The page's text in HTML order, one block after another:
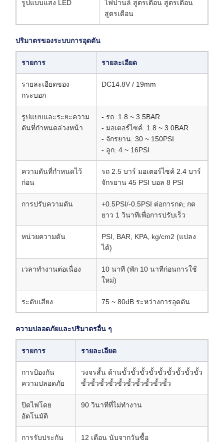
รูปแบบแสง LED
ไฟปานล์ สูตรเตือน สูตรเตือน
สูตรเตือน
ปริมาตรของระบบการอุดตัน
รายการ รายละเอียด
รายละเอียดของ
กระบอก
DC14.8V / 19mm
รูปแบบและระยะความ
ดันที่กําหนดล่วงหน้า
- รถ: 1.8 ~ 3.5BAR
- มอเตอร์ไซค์: 1.8 ~ 3.0BAR
- จักรยาน: 30 ~ 150PSI
- ลูก: 4 ~ 16PSI
ความดันที่กําหนดไว้
ก่อน
รถ 2.5 บาร์ มอเตอร์ไซค์ 2.4 บาร์
จักรยาน 45 PSI บอล 8 PSI
การปรับความดัน
+0.5PSI/-0.5PSI ต่อการกด; กด
ยาว 1 วินาทีเพื่อการปรับเร็ว
หน่วยความดัน
PSI, BAR, KPA, kg/cm2 (แปลง
ได้)
เวลาทํางานต่อเนื่อง
10 นาที (พัก 10 นาทีก่อนการใช้
ใหม่)
ระดับเสียง 75 ~ 80dB ระหว่างการอุดตัน
ความปลอดภัยและปริมาตรอื่น ๆ
รายการ รายละเอียด
การป้องกัน
ความปลอดภัย
วงจรสั้น ด้านขั้วขั้วขั้วขั้วขั้วขั้วขั้วขั้วขั้ว
ขั้วขั้วขั้วขั้วขั้วขั้วขั้วขั้วขั้วขั้ว
ปิดไฟโดย
อัตโนมัติ
90 วินาทีที่ไม่ทํางาน
การรับประกัน 12 เดือน นับจากวันซื้อ